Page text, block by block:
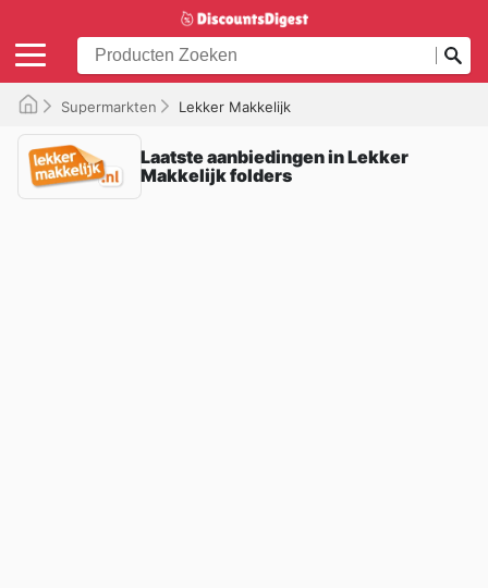
Supermarkten Lekker Makkelijk
Laatste aanbiedingen in Lekker
Makkelijk folders